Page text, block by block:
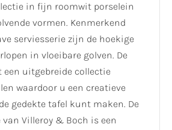
in fijn roomwit porselein
vormen. Kenmerkend
serviesserie zijn de hoekige
in vloeibare golven. De
een uitgebreide collectie
waardoor u een creatieve
gedekte tafel kunt maken. De
van Villeroy & Boch is een